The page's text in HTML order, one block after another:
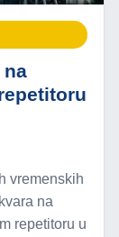
na
vremenskih
na
repetitoru u